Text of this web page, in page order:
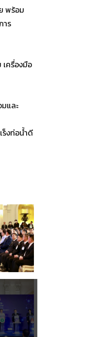
พร้อม
าร
ครื่องมือ
และ
ร็งท่อน้ำดี